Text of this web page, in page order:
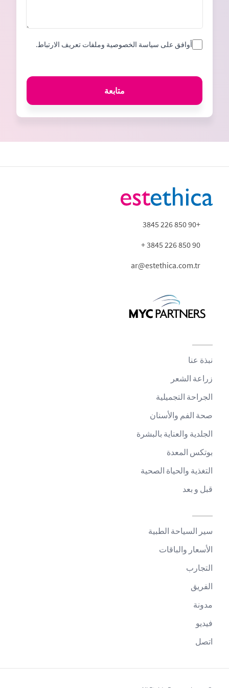
أوافق على سياسة الخصوصية وملفات تعريف الارتباط.
متابعة
+90 850 226 3845
90 850 226 3845 +
ar@estethica.com.tr
نبذة عنا
زراعة الشعر
الجراحة التجميلية
صحة الفم والأسنان
الجلدية والعناية بالبشرة
بوتكس المعدة
التغذية والحياة الصحية
قبل و بعد
سير السياحة الطبية
الأسعار والباقات
التجارب
الفريق
مدونة
فيديو
اتصل